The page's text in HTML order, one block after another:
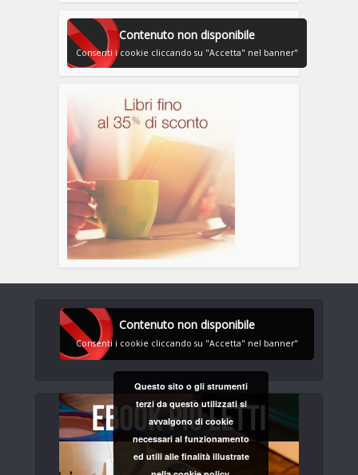
Contenuto non disponibile
Consenti i cookie cliccando su "Accetta" nel banner"
Contenuto non disponibile
Consenti i cookie cliccando su "Accetta" nel banner"
Questo sito o gli strumenti
terzi da questo utilizzati si
avvalgono di cookie
necessari al funzionamento
ed utili alle finalità illustrate